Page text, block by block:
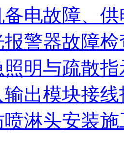
电故障、
警器故障
明与疏散
出模块接
淋头安装